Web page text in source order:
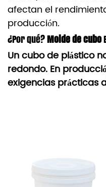
afectan el
producción.
¿Por qué?Molde de cubo
Un cubo de plástico
redondo. En
exigencias prácticas